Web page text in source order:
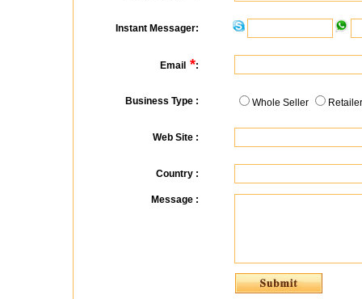
Instant Messager:
Email *:
Business Type : Whole Seller Retailer
Web Site :
Country :
Message :